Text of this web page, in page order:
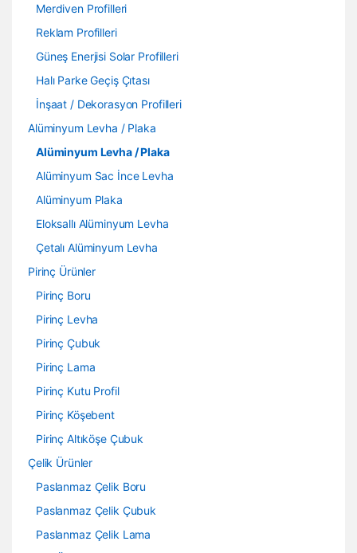
Merdiven Profilleri
Reklam Profilleri
Güneş Enerjisi Solar Profilleri
Halı Parke Geçiş Çıtası
İnşaat / Dekorasyon Profilleri
Alüminyum Levha / Plaka
Alüminyum Levha / Plaka
Alüminyum Sac İnce Levha
Alüminyum Plaka
Eloksallı Alüminyum Levha
Çetalı Alüminyum Levha
Pirinç Ürünler
Pirinç Boru
Pirinç Levha
Pirinç Çubuk
Pirinç Lama
Pirinç Kutu Profil
Pirinç Köşebent
Pirinç Altıköşe Çubuk
Çelik Ürünler
Paslanmaz Çelik Boru
Paslanmaz Çelik Çubuk
Paslanmaz Çelik Lama